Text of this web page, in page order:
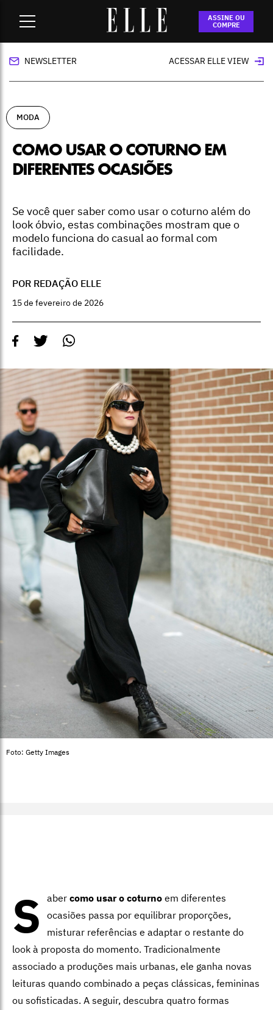
ASSINE OU
COMPRE
Como usar o coturno em diferentes ocasiões
NEWSLETTER ACESSAR ELLE VIEW
MODA
COMO USAR O COTURNO EM
DIFERENTES OCASIÕES
Se você quer saber como usar o coturno além do
look óbvio, estas combinações mostram que o
modelo funciona do casual ao formal com
facilidade.
POR REDAÇÃO ELLE
15 de fevereiro de 2026
Foto: Getty Images
S aber como usar o coturno em diferentes
ocasiões passa por equilibrar proporções,
misturar referências e adaptar o restante do
look à proposta do momento. Tradicionalmente
associado a produções mais urbanas, ele ganha novas
leituras quando combinado a peças clássicas, femininas
ou sofisticadas. A seguir, descubra quatro formas